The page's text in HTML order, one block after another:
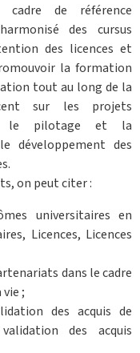
cadre de référence
des cursus
des licences et
la formation
tout au long de la
sur les projets
le pilotage et la
développement des
on peut citer :
universitaires en
Licences, Licences
dans le cadre
;
des acquis de
des acquis